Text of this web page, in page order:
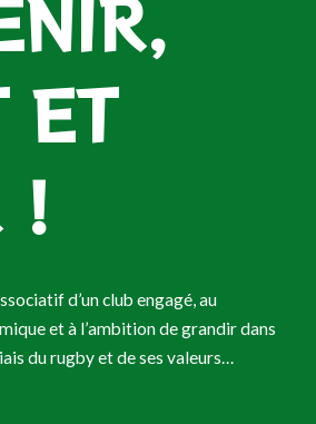
ET
!
d’un club engagé, au
et à l’ambition de grandir dans
du rugby et de ses valeurs…